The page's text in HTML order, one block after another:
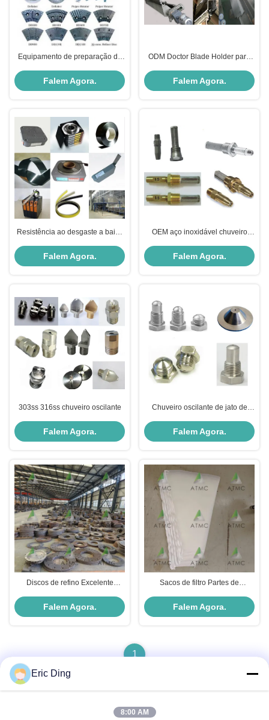
Equipamento de preparação de
de refinaria portátil
Falem Agora.
ODM Doctor Blade Holder para
Falem Agora.
Resistência ao desgaste a baixo
Falem Agora.
OEM aço inoxidável chuveiro
bocal
Falem Agora.
303ss 316ss chuveiro oscilante
Falem Agora.
Chuveiro oscilante de jato de
maiores
Falem Agora.
Discos de refino Excelente
resistência ao impacto
Falem Agora.
Sacos de filtro Partes de
fabricação de papel
Falem Agora.
1
Eric Ding
8:00 AM